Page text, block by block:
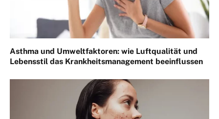
Asthma und Umweltfaktoren: wie Luftqualität und
Lebensstil das Krankheitsmanagement beeinflussen